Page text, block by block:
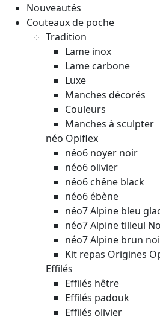
Nouveautés
Couteaux de poche
Tradition
Lame inox
Lame carbone
Luxe
Manches décorés
Couleurs
Manches à sculpter
néo Opiflex
néo6 noyer noir
néo6 olivier
néo6 chêne black
néo6 ébène
néo7 Alpine bleu
néo7 Alpine tilleul
néo7 Alpine brun
Kit repas Origines
Effilés
Effilés hêtre
Effilés padouk
Effilés olivier